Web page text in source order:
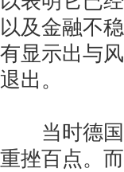
以及金融不
有显示出与
退出。
当时德国
重挫百点。